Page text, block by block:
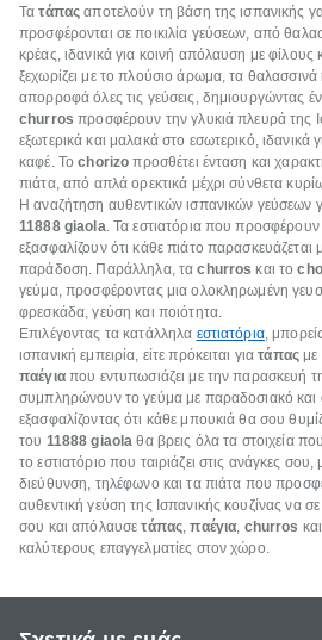
Τατάπας αποτελούν τη βάση της ισπανικής
προσφέρονται σε ποικιλία γεύσεων, από
κρέας, ιδανικά για κοινή απόλαυση με φίλους
ξεχωρίζει με το πλούσιο άρωμα, τα θαλασσινά
απορροφά όλες τις γεύσεις, δημιουργώντας
churros προσφέρουν την γλυκιά πλευρά της
εξωτερικά και μαλακά στο εσωτερικό, ιδανικά
καφέ. Τοchorizo προσθέτει ένταση και
πιάτα, από απλά ορεκτικά μέχρι σύνθετα
Η αναζήτηση αυθεντικών ισπανικών γεύσεων
11888 giaola. Τα εστιατόρια που
εξασφαλίζουν ότι κάθε πιάτο
παράδοση. Παράλληλα, ταchurros και το
γεύμα, προσφέροντας μια ολοκληρωμένη
φρεσκάδα, γεύση και ποιότητα.
Επιλέγοντας τα κατάλληλα εστιατόρια,
ισπανική εμπειρία, είτε πρόκειται γιατάπας με
παέγιαπου εντυπωσιάζει με την παρασκευή
συμπληρώνουν το γεύμα με παραδοσιακό και
εξασφαλίζοντας ότι κάθε μπουκιά θα σου
του 11888giaola θα βρεις όλα τα στοιχεία που
το εστιατόριο που ταιριάζει στις ανάγκες
διεύθυνση, τηλέφωνο και τα πιάτα που
αυθεντική γεύση της Ισπανικής κουζίνας να
σου και απόλαυσετάπας,παέγια, churros
καλύτερους επαγγελματίες στον χώρο.